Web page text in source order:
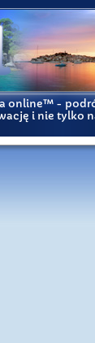
online™ -
i nie tylko